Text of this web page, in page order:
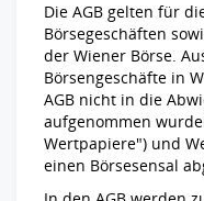
Die AGB gelten für
Börsegeschäften
der Wiener Börse.
Börsengeschäfte in
AGB nicht in die
aufgenommen
Wertpapiere") und
einen Börsesensal